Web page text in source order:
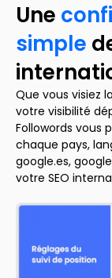
Une
simple
Que vous visiez
votre visibilité
Followords vous
chaque pays,
google.es,
votre SEO